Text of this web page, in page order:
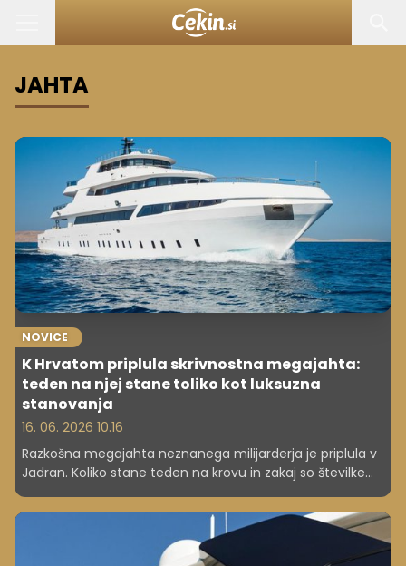
JAHTA
NOVICE
K Hrvatom priplula skrivnostna megajahta:
teden na njej stane toliko kot luksuzna
stanovanja
16. 06. 2026 10.16
Razkošna megajahta neznanega milijarderja je priplula v
Jadran. Koliko stane teden na krovu in zakaj so številke
skoraj nepredstavljive?